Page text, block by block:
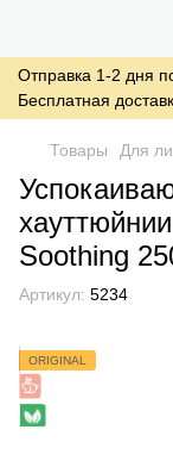
Отправка 1-2 дня
Бесплатная
Товары Для
Soothing
Артикул: 5234
ORIGINAL